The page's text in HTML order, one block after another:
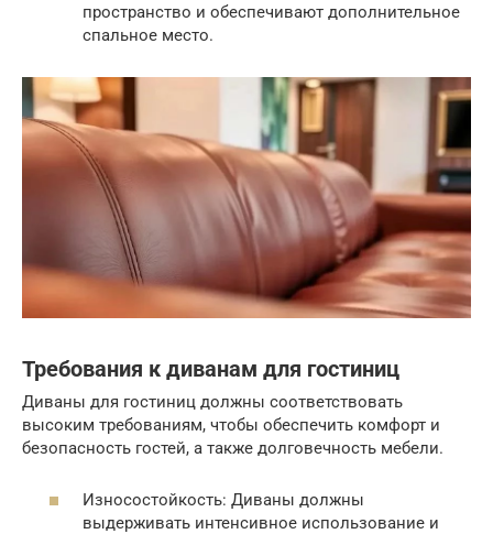
пространство и обеспечивают дополнительное
спальное место.
Требования к диванам для гостиниц
Диваны для гостиниц должны соответствовать
высоким требованиям, чтобы обеспечить комфорт и
безопасность гостей, а также долговечность мебели.
Износостойкость: Диваны должны
выдерживать интенсивное использование и